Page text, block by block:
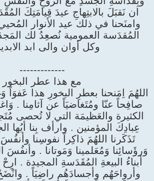
ان نَقبَلَ بالابتِهاجِ عيدَ قِيامَتِكَ
وامنَحنا في ذلك عيد الأنوار
المُقدَسة العمومية نُصعِدُ لك
وكل أوان والى ابد
-------------
مع هذا عطر البخور
اللهُمَ اِمَنحنا بعطرِ البخورِ هذا عَفوَاً
صافِحاً عنّا ومُتَغاضيَاً عن آثامِنا .
الكثيرة والعَظيمَة التي لا تُحصى
عِبادِكَ المؤمنين . وارأف بِنا أيُها
تَذَكَرنا اللهُمَ ذاكِراً نفوسِنا وأنفُسَ
وَرؤَسائِنا وَمُعَلمينا وَمَوتانا . وأنفُسَ
أبناءُ البيعةِ المُقَدَسةِ المجيدة .
وأرواحَهُم وأجسادَهُم راضِيَاً .